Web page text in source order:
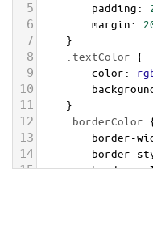
5 padding:
6 margin:
7 }
8 .textColor {
9 color:
10
11 }
12 .borderColor
13 border-
14 border-
15 border-